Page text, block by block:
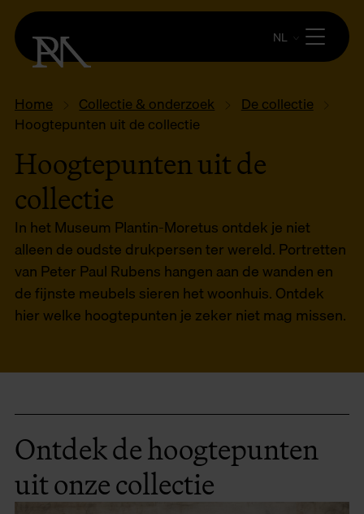
NL
Home Collectie & onderzoek
De collectie
Hoogtepunten uit de collectie
Hoogtepunten uit de
collectie
In het Museum Plantin-Moretus ontdek je niet
alleen de oudste drukpersen ter wereld. Portretten
van Peter Paul Rubens hangen aan de wanden en
de fijnste meubels sieren het woonhuis. Ontdek
hier welke hoogtepunten je zeker niet mag missen.
Ontdek de hoogtepunten
uit onze collectie